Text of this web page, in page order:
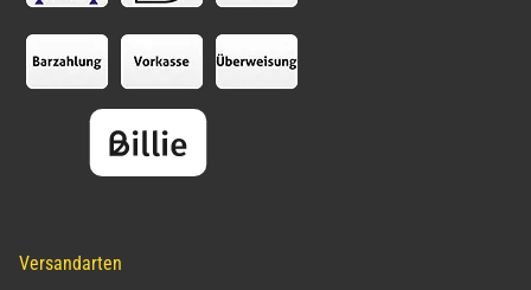
Versandarten